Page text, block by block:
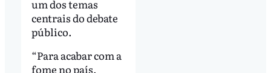
um dos temas
centrais do debate
público.
“Para acabar com a
fome no país,